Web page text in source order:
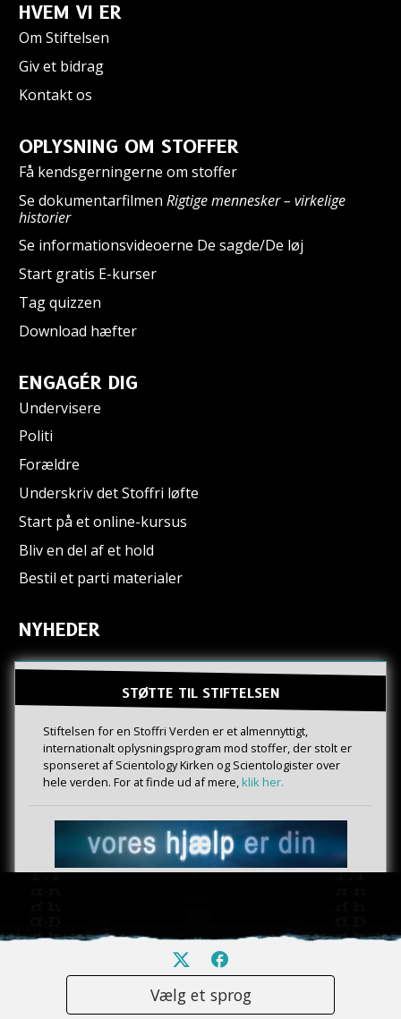
HVEM VI ER
Om Stiftelsen
Giv et bidrag
Kontakt os
OPLYSNING OM STOFFER
Få kendsgerningerne om stoffer
Se dokumentarfilmen Rigtige mennesker – virkelige
historier
Se informationsvideoerne De sagde/De løj
Start gratis E-kurser
Tag quizzen
Download hæfter
ENGAGÉR DIG
Undervisere
Politi
Forældre
Underskriv det Stoffri løfte
Start på et online-kursus
Bliv en del af et hold
Bestil et parti materialer
NYHEDER
STØTTE TIL STIFTELSEN
Stiftelsen for en Stoffri Verden er et almennyttigt,
internationalt oplysningsprogram mod stoffer, der stolt er
sponseret af Scientology Kirken og Scientologister over
hele verden. For at finde ud af mere,klik her.
Vælg et sprog